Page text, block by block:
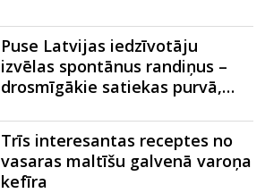
Puse Latvijas iedzīvotāju
izvēlas spontānus randiņus –
drosmīgākie satiekas purvā,…
Trīs interesantas receptes no
vasaras maltīšu galvenā varoņa
kefīra